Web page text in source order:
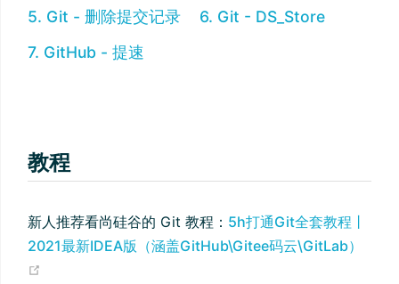
5. Git - 删除提交记录
6. Git - DS_Store
7. GitHub - 提速
教程
新人推荐看尚硅谷的 Git 教程： 5h打通Git全套教程丨
2021最新IDEA版（涵盖GitHub\Gitee码云\GitLab）